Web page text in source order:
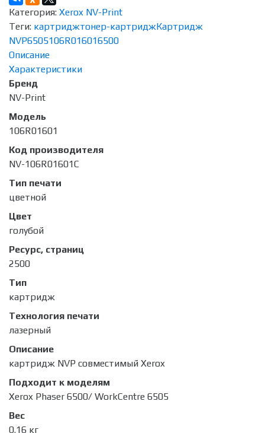
Категория: Xerox NV-Print
Теги: картриджтонер-картриджКартридж
NVP6505106R016016500
Описание
Характеристики
Бренд
NV-Print
Модель
106R01601
Код производителя
NV-106R01601C
Тип печати
цветной
Цвет
голубой
Ресурс, страниц
2500
Тип
картридж
Технология печати
лазерный
Описание
картридж NVP совместимый Xerox
Подходит к моделям
Xerox Phaser 6500/ WorkCentre 6505
Вес
0.16 кг